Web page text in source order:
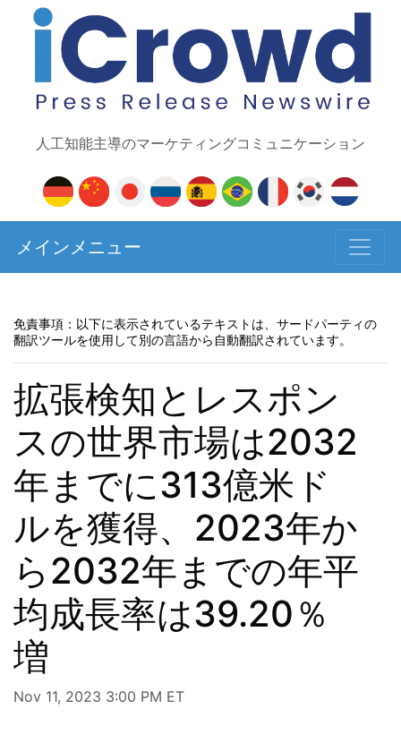
人工知能主導のマーケティングコミュニケーション
メインメニュー
免責事項：以下に表示されているテキストは、サードパーティの
翻訳ツールを使用して別の言語から自動翻訳されています。
拡張検知とレスポン
スの世界市場は2032
年までに313億米ド
ルを獲得、2023年か
ら2032年までの年平
均成長率は39.20％
増
Nov 11, 2023 3:00 PM ET